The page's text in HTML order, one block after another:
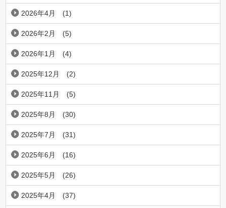
2026年4月 (1)
2026年2月 (5)
2026年1月 (4)
2025年12月 (2)
2025年11月 (5)
2025年8月 (30)
2025年7月 (31)
2025年6月 (16)
2025年5月 (26)
2025年4月 (37)